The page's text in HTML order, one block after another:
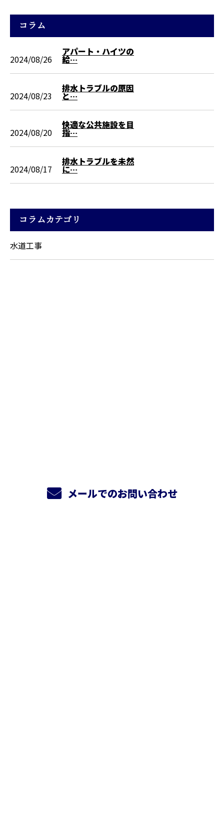
コラム
2024/08/26
アパート・ハイツの
給…
2024/08/23
排水トラブルの原因
と…
2024/08/20
快適な公共施設を目
指…
2024/08/17
排水トラブルを未然
に…
コラムカテゴリ
水道工事
メールでのお問い合わせ